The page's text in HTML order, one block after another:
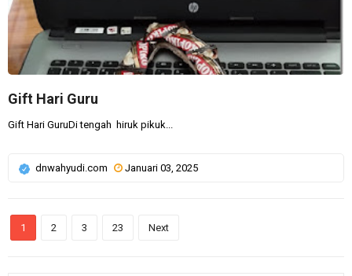
Gift Hari Guru
Gift Hari GuruDi tengah hiruk pikuk...
dnwahyudi.com Januari 03, 2025
1 2 3 23 Next